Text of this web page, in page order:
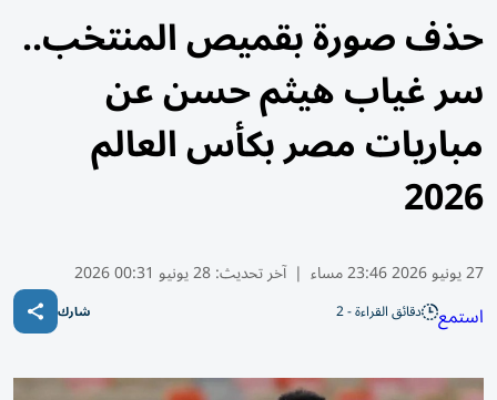
حذف صورة بقميص المنتخب..
سر غياب هيثم حسن عن
مباريات مصر بكأس العالم
2026
27 يونيو 2026 23:46 مساء | آخر تحديث:28 يونيو 00:31 2026
استمع دقائق القراءة - 2 شارك